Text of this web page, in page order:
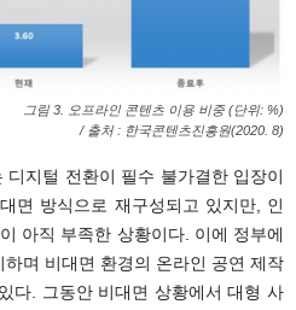
그림 3. 오프라인 콘텐츠 이용 비중 (단위: %)
/ 출처 : 한국콘텐츠진흥원(2020. 8)
지털 전환이 필수 불가결한 입장이
면 방식으로 재구성되고 있지만, 인
아직 부족한 상황이다. 이에 정부에
며 비대면 환경의 온라인 공연 제작
다. 그동안 비대면 상황에서 대형 사